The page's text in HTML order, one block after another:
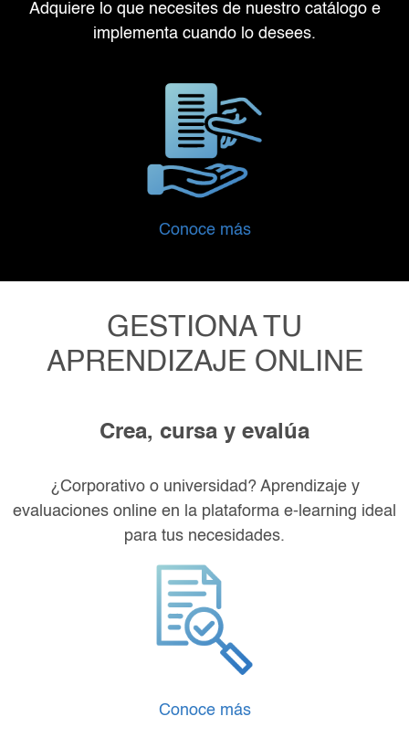
Adquiere lo que necesites de nuestro catálogo e
implementa cuando lo desees.
Conoce más
GESTIONA TU
APRENDIZAJE ONLINE
Crea, cursa y evalúa
¿Corporativo o universidad? Aprendizaje y
evaluaciones online en la plataforma e-learning ideal
para tus necesidades.
Conoce más